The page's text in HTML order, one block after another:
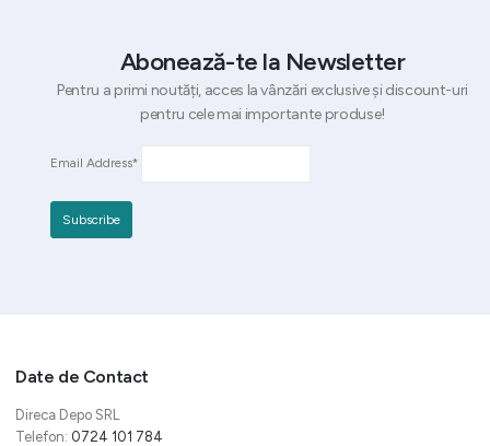
Abonează-te la Newsletter
Pentru a primi noutăți, acces la vânzări exclusive și discount-uri
pentru cele mai importante produse!
Email Address*
Date de Contact
Direca Depo SRL
Telefon: 0724 101 784